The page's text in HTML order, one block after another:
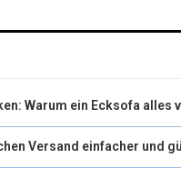
Warum ein Ecksofa alles
Versand einfacher und